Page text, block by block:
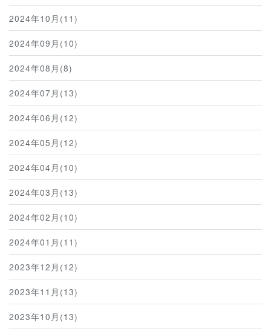
2024年10月(11)
2024年09月(10)
2024年08月(8)
2024年07月(13)
2024年06月(12)
2024年05月(12)
2024年04月(10)
2024年03月(13)
2024年02月(10)
2024年01月(11)
2023年12月(12)
2023年11月(13)
2023年10月(13)